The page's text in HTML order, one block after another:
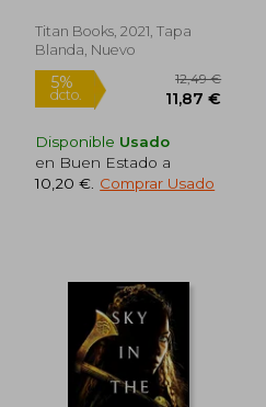
5%
dcto.
11,24 €
10,68 €
Titan Books, 2021, Tapa
Blanda, Nuevo
Disponible Usado
en Buen Estado a
10,20 € Comprar Usado